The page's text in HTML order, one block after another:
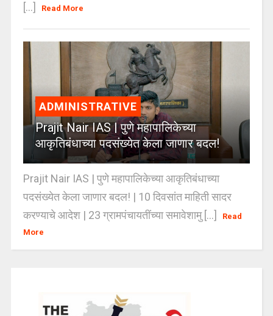
[...]
Read More
ADMINISTRATIVE
Prajit Nair IAS | पुणे महापालिकेच्या
आकृतिबंधाच्या पदसंख्येत केला जाणार बदल!
Prajit Nair IAS | पुणे महापालिकेच्या आकृतिबंधाच्या
पदसंख्येत केला जाणार बदल! | 10 दिवसांत माहिती सादर
करण्याचे आदेश | 23 ग्रामपंचायतींच्या समावेशामु [...]
Read
More